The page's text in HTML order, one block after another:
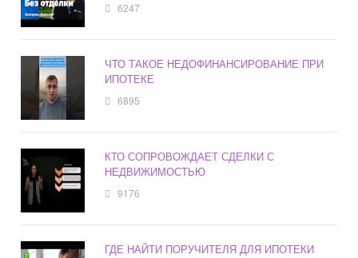
6247
ЧТО ТАКОЕ НЕДОФИНАНСИРОВАНИЕ ПРИ
ИПОТЕКЕ
6895
КТО СОПРОВОЖДАЕТ СДЕЛКИ С
НЕДВИЖИМОСТЬЮ
9176
ГДЕ НАЙТИ ПОРУЧИТЕЛЯ ДЛЯ ИПОТЕКИ